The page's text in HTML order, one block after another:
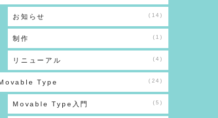
お知らせ (14)
制作 (1)
リニューアル (4)
Type (24)
Movable Type入門 (5)